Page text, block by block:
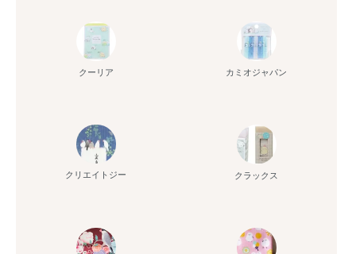
クーリア カミオジャパン
クリエイトジー クラックス